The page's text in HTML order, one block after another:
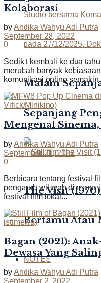
Malam
Sepanjang
The Visit
Bertamu Atau
NOTES
Kolaborasi
byAndika Wahyu Adi Putra
September 28, 2022
0
Sedikit kembali ke dua
merubah banyak
komunikasi online semakin
Mengenal
byAndika Wahyu Adi Putra
September 21, 2022
0
Berbicara tentang festival
pengaruh wilayah di mana
festival film lokal...
Bagan (2021):
Dewasa Yang
byAndika Wahyu Adi Putra
September 2, 2022